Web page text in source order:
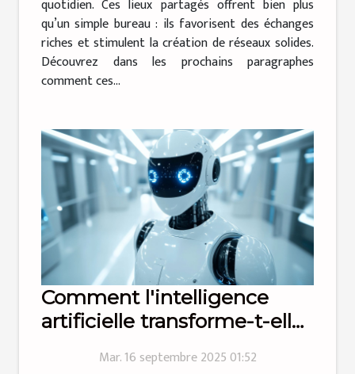
quotidien. Ces lieux partagés offrent bien plus
qu’un simple bureau : ils favorisent des échanges
riches et stimulent la création de réseaux solides.
Découvrez dans les prochains paragraphes
comment ces...
Comment l'intelligence
artificielle transforme-t-elle
Mar. 16 septembre 2025 01:52